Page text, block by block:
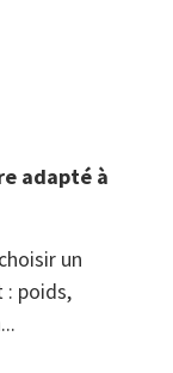
adapté à
un
: poids,